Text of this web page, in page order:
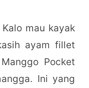
mau kayak
ayam fillet
Pocket
Ini yang